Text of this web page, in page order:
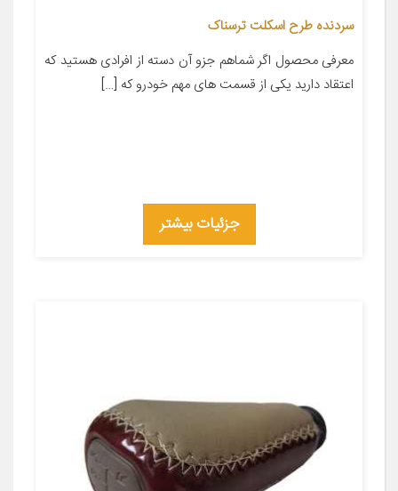
سردنده طرح اسکلت ترسناک
معرفی محصول اگر شماهم جزو آن دسته از افرادی هستید که
اعتقاد دارید یکی از قسمت های مهم خودرو که […]
جزئیات بیشتر